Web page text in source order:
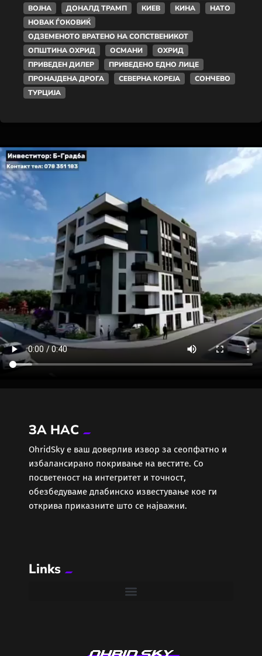
ВОЈНА
ДОНАЛД ТРАМП КИЕВ КИНА
НАТО
НОВАК ЃОКОВИЌ
ОДЗЕМЕНОТО ВРАТЕНО НА СОПСТВЕНИКОТ
ОПШТИНА ОХРИД
ОСМАНИ
ОХРИД
ПРИВЕДЕН ДИЛЕР
ПРИВЕДЕНО ЕДНО ЛИЦЕ
ПРОНАЈДЕНА ДРОГА
СЕВЕРНА КОРЕЈА
СОНЧЕВО
ТУРЦИЈА
ЗА НАС
ОhridSky е ваш доверлив извор за сеопфатно и
избалансирано покривање на вестите. Со
посветеност на интегритет и точност,
обезбедуваме длабинско известување кое ги
открива приказните што се најважни.
Links